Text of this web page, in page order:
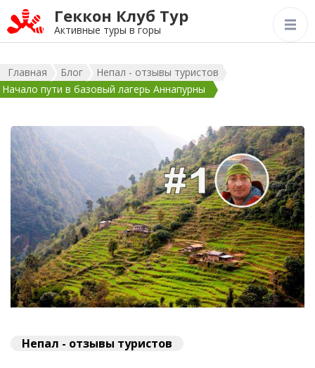
Геккон Клуб Тур
Активные туры в горы
Главная Блог
Непал - отзывы туристов
Начало пути в базовый лагерь Аннапурны
Непал - отзывы туристов